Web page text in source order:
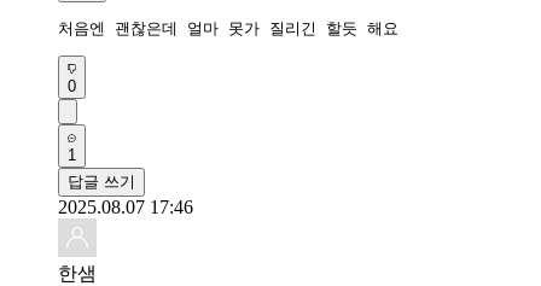
처음엔 괜찮은데 얼마 못가 질리긴 할듯 해요
0
1
답글 쓰기
2025.08.07 17:46
한샘